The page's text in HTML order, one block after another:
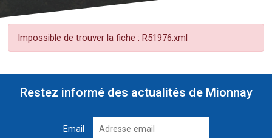
Impossible de trouver la fiche : R51976.xml
Restez informé des actualités de Mionnay
Email